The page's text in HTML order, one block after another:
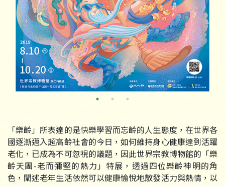
「樂齡」所表達的是快樂學習而忘齡的人生態度，在世界各
國逐漸邁入超高齡社會的今日，如何維持身心健康達到活躍
老化，已成為不可忽視的議題，因此世界宗教博物館的「樂
齡天團-老而彌堅的熱力」特展，透過四位樂齡神明的角
色，闡述老年生活依然可以健康愉悅地散發活力與熱情，以